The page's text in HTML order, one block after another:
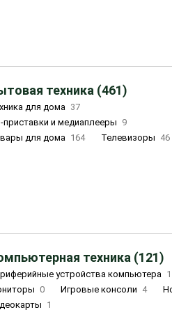
техника (461)
для дома 37
приставки и медиаплееры
9
для дома 164 Телевизоры 46
техника (121)
устройства компьютера
0 Игровые консоли 4
1